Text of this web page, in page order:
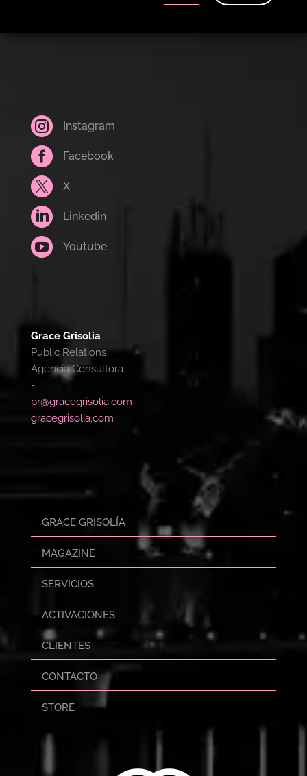
 Instagram
 Facebook
 X
 Linkedin
 Youtube
Grace Grisolia
Public Relations
Agencia Consultora
-
pr@gracegrisolia.com
gracegrisolia.com
GRACE GRISOLÍA
MAGAZINE
SERVICIOS
ACTIVACIONES
CLIENTES
CONTACTO
STORE